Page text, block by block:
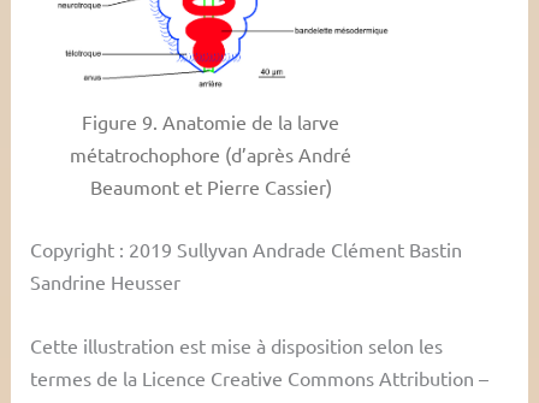
Figure 9. Anatomie de la larve
métatrochophore (d’après André
Beaumont et Pierre Cassier)
Copyright : 2019 Sullyvan Andrade Clément Bastin
Sandrine Heusser
Cette illustration est mise à disposition selon les
termes de la Licence Creative Commons Attribution –